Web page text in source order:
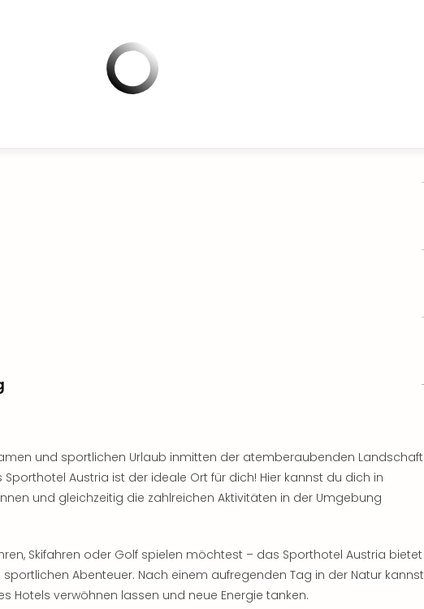
und sportlichen Urlaub inmitten der atemberaubenden Landschaft
Sporthotel Austria ist der ideale Ort für dich! Hier kannst du dich in
und gleichzeitig die zahlreichen Aktivitäten in der Umgebung
Skifahren oder Golf spielen möchtest – das Sporthotel Austria bietet
Abenteuer. Nach einem aufregenden Tag in der Natur kannst
Hotels verwöhnen lassen und neue Energie tanken.